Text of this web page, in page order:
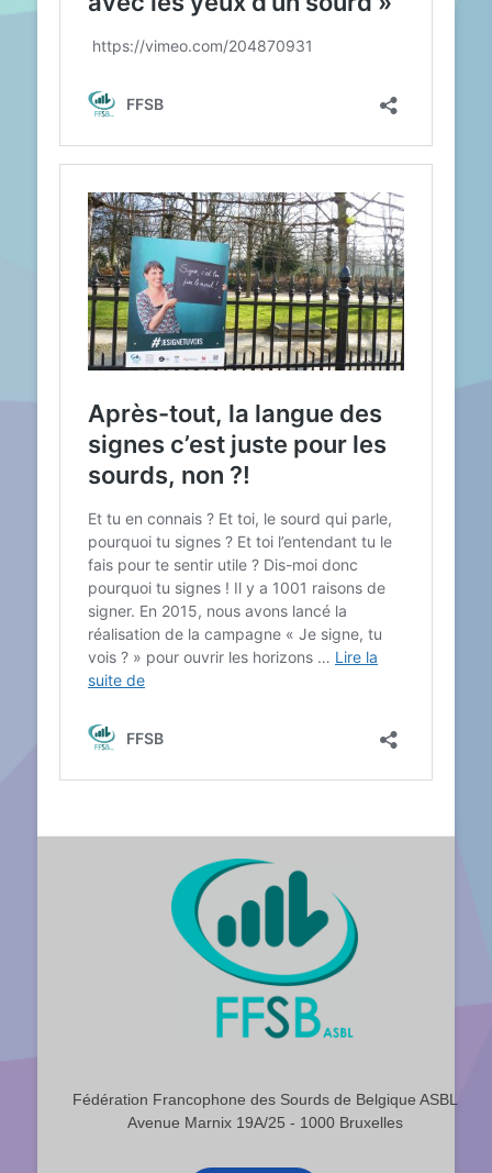
Fédération Francophone des Sourds de Belgique ASBL
Avenue Marnix 19A/25 - 1000 Bruxelles